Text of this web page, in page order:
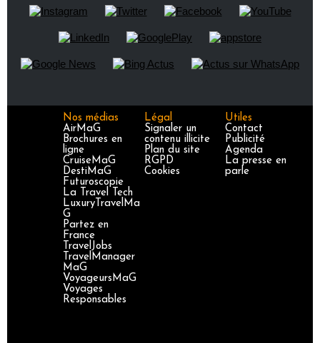
Nos médias
AirMaG
Brochures en
ligne
CruiseMaG
DestiMaG
Futuroscopie
La Travel Tech
LuxuryTravelMa
G
Partez en
France
TravelJobs
TravelManager
MaG
VoyageursMaG
Voyages
Responsables
Légal
Signaler un
contenu illicite
Plan du site
RGPD
Cookies
Utiles
Contact
Publicité
Agenda
La presse en
parle